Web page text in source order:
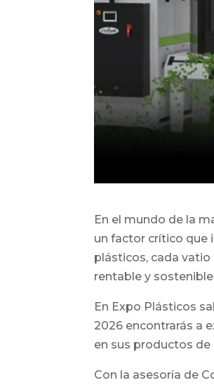
En el mundo de la
un factor crítico que
plásticos, cada vatio
rentable y
En Expo Plásticos
2026 encontrarás a
en sus productos
Con la asesoría de